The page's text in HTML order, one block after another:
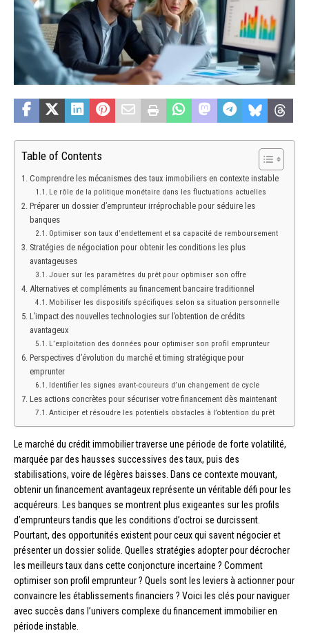
Table of Contents
Comprendre les mécanismes des taux immobiliers en contexte instable
Le rôle de la politique monétaire dans les fluctuations actuelles
Préparer un dossier d’emprunteur irréprochable pour séduire les
banques
Optimiser son taux d’endettement et sa capacité de remboursement
Stratégies de négociation pour obtenir les conditions les plus
avantageuses
Jouer sur les paramètres du prêt pour optimiser son offre
Alternatives et compléments au financement bancaire traditionnel
Mobiliser les dispositifs spécifiques selon sa situation personnelle
L’impact des nouvelles technologies sur l’obtention de crédits
avantageux
L’exploitation des données pour optimiser son profil emprunteur
Perspectives d’évolution du marché et timing stratégique pour
emprunter
Identifier les signes avant-coureurs d’un changement de cycle
Les actions concrètes pour sécuriser votre financement dès maintenant
Anticiper et résoudre les potentiels obstacles à l’obtention du prêt
Le marché du crédit immobilier traverse une période de forte volatilité,
marquée par des hausses successives des taux, puis des
stabilisations, voire de légères baisses. Dans ce contexte mouvant,
obtenir un financement avantageux représente un véritable défi pour les
acquéreurs. Les banques se montrent plus exigeantes sur les profils
d’emprunteurs tandis que les conditions d’octroi se durcissent.
Pourtant, des opportunités existent pour ceux qui savent négocier et
présenter un dossier solide. Quelles stratégies adopter pour décrocher
les meilleurs taux dans cette conjoncture incertaine ? Comment
optimiser son profil emprunteur ? Quels sont les leviers à actionner pour
convaincre les établissements financiers ? Voici les clés pour naviguer
avec succès dans l’univers complexe du financement immobilier en
période instable.